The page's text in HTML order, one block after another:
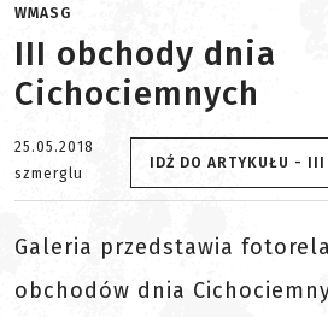
WMASG
III obchody dnia
Cichociemnych
25.05.2018
szmerglu
IDŹ DO ARTYKUŁU -
Galeria przedstawia
obchodów dnia